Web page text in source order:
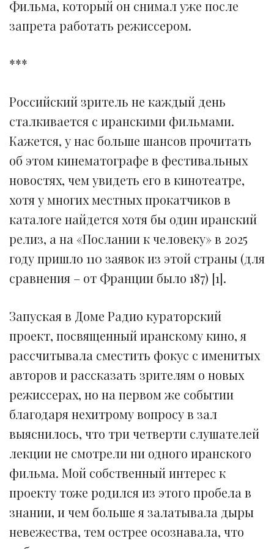
Фильма, который он снимал уже после
запрета работать режиссером.
***
Российский зритель не каждый день
сталкивается с иранскими фильмами.
Кажется, у нас больше шансов прочитать
об этом кинематографе в фестивальных
новостях, чем увидеть его в кинотеатре,
хотя у многих местных прокатчиков в
каталоге найдется хотя бы один иранский
релиз, а на «Послании к человеку» в 2025
году пришло 110 заявок из этой страны (для
сравнения – от Франции было 187) [1].
Запуская в Доме Радио кураторский
проект, посвященный иранскому кино, я
рассчитывала сместить фокус с именитых
авторов и рассказать зрителям о новых
режиссерах, но на первом же событии
благодаря нехитрому вопросу в зал
выяснилось, что три четверти слушателей
лекции не смотрели ни одного иранского
фильма. Мой собственный интерес к
проекту тоже родился из этого пробела в
знании, и чем больше я залатывала дыры
невежества, тем острее осознавала, что